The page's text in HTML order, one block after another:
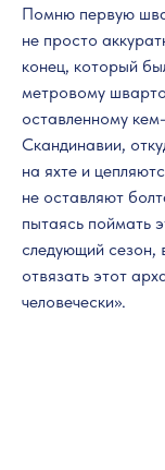
Помню первую
не просто
конец, который
метровому
оставленному
Скандинавии,
на яхте и
не оставляют
пытаясь поймать
следующий сезон,
отвязать этот
человечески».